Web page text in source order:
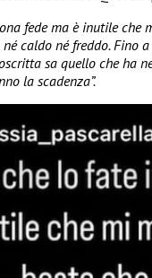
fede ma è inutile che
né caldo né freddo.
sa quello che ha
la scadenza”.